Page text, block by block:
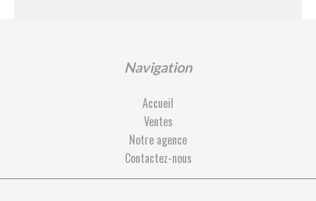
Navigation
Accueil
Ventes
Notre agence
Contactez-nous